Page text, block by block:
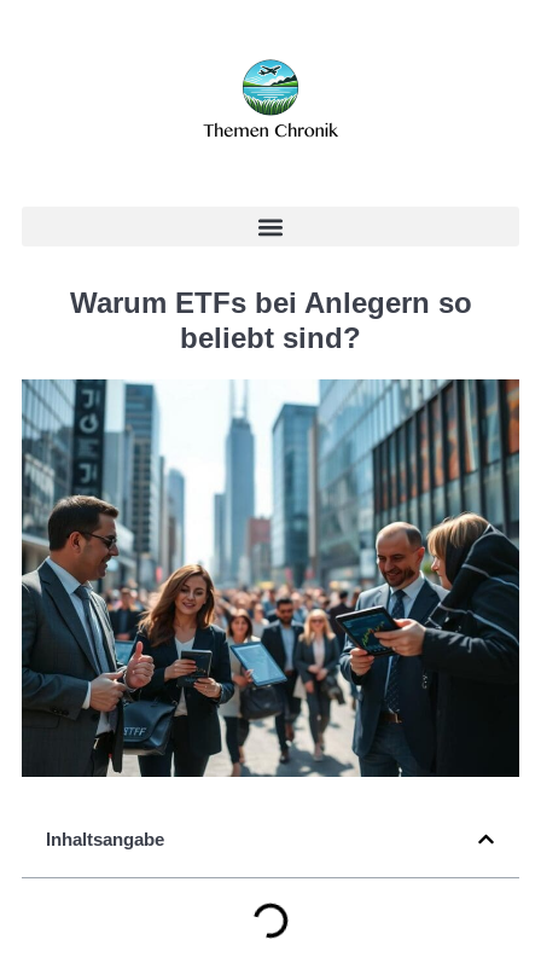
Warum ETFs bei Anlegern so
beliebt sind?
Inhaltsangabe